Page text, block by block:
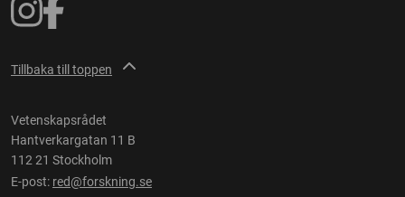
Tillbaka till toppen
Vetenskapsrådet
Hantverkargatan 11 B
112 21 Stockholm
E-post: red@forskning.se